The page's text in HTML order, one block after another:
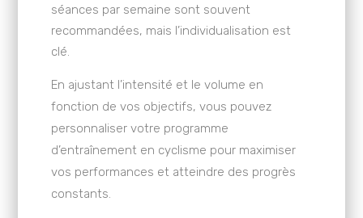
séances par semaine sont souvent
recommandées, mais l’individualisation est
clé.
En ajustant l’intensité et le volume en
fonction de vos objectifs, vous pouvez
personnaliser votre programme
d’entraînement en cyclisme pour maximiser
vos performances et atteindre des progrès
constants.